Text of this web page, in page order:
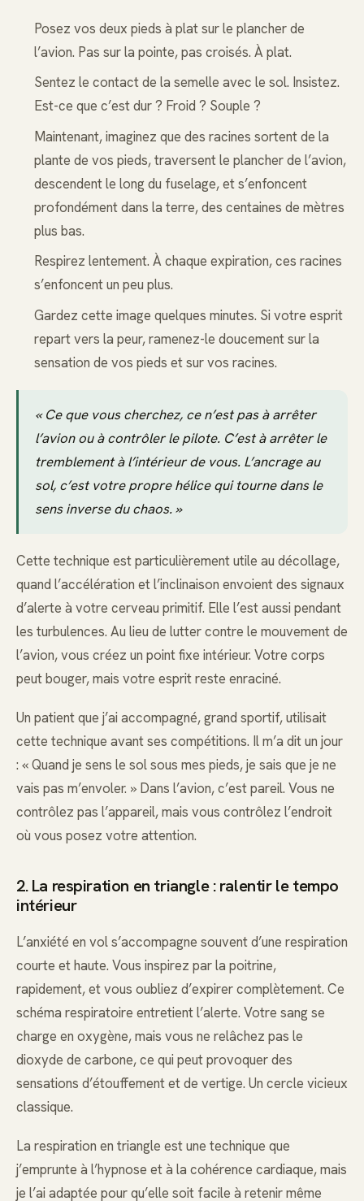
Posez vos deux pieds à plat sur le plancher de
l’avion. Pas sur la pointe, pas croisés. À plat.
Sentez le contact de la semelle avec le sol. Insistez.
Est-ce que c’est dur ? Froid ? Souple ?
Maintenant, imaginez que des racines sortent de la
plante de vos pieds, traversent le plancher de l’avion,
descendent le long du fuselage, et s’enfoncent
profondément dans la terre, des centaines de mètres
plus bas.
Respirez lentement. À chaque expiration, ces racines
s’enfoncent un peu plus.
Gardez cette image quelques minutes. Si votre esprit
repart vers la peur, ramenez-le doucement sur la
sensation de vos pieds et sur vos racines.
« Ce que vous cherchez, ce n’est pas à arrêter
l’avion ou à contrôler le pilote. C’est à arrêter le
tremblement à l’intérieur de vous. L’ancrage au
sol, c’est votre propre hélice qui tourne dans le
sens inverse du chaos. »
Cette technique est particulièrement utile au décollage,
quand l’accélération et l’inclinaison envoient des signaux
d’alerte à votre cerveau primitif. Elle l’est aussi pendant
les turbulences. Au lieu de lutter contre le mouvement de
l’avion, vous créez un point fixe intérieur. Votre corps
peut bouger, mais votre esprit reste enraciné.
Un patient que j’ai accompagné, grand sportif, utilisait
cette technique avant ses compétitions. Il m’a dit un jour
: « Quand je sens le sol sous mes pieds, je sais que je ne
vais pas m’envoler. » Dans l’avion, c’est pareil. Vous ne
contrôlez pas l’appareil, mais vous contrôlez l’endroit
où vous posez votre attention.
2. La respiration en triangle : ralentir le tempo
intérieur
L’anxiété en vol s’accompagne souvent d’une respiration
courte et haute. Vous inspirez par la poitrine,
rapidement, et vous oubliez d’expirer complètement. Ce
schéma respiratoire entretient l’alerte. Votre sang se
charge en oxygène, mais vous ne relâchez pas le
dioxyde de carbone, ce qui peut provoquer des
sensations d’étouffement et de vertige. Un cercle vicieux
classique.
La respiration en triangle est une technique que
j’emprunte à l’hypnose et à la cohérence cardiaque, mais
je l’ai adaptée pour qu’elle soit facile à retenir même